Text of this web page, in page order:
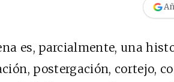
es, parcialmente, una
postergación, cortejo,